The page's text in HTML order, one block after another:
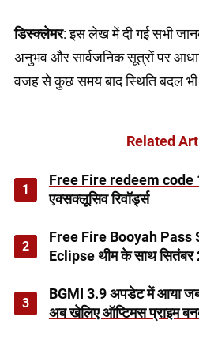
डिस्क्लेमर: इस लेख में दी गई सभी
अनुभव और सार्वजनिक सूत्रों पर
वजह से कुछ समय बाद स्थिति बदल
Related
1
Free Fire redeem code
एक्सक्लूसिव रिवॉर्ड्स
2
Free Fire Booyah Pass
Eclipse थीम के साथ सितंबर
3
BGMI 3.9 अपडेट में आया
अब खेलिए ऑप्टिमस प्राइम